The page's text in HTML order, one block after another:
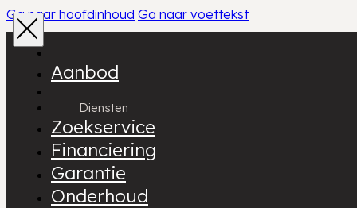
Ga naar hoofdinhoud Ga naar voettekst
Aanbod
Diensten
Zoekservice
Financiering
Garantie
Onderhoud